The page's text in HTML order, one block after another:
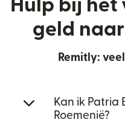
Hulp bij het
geld
Remitly:
Kan ik Patria
Roemenië?